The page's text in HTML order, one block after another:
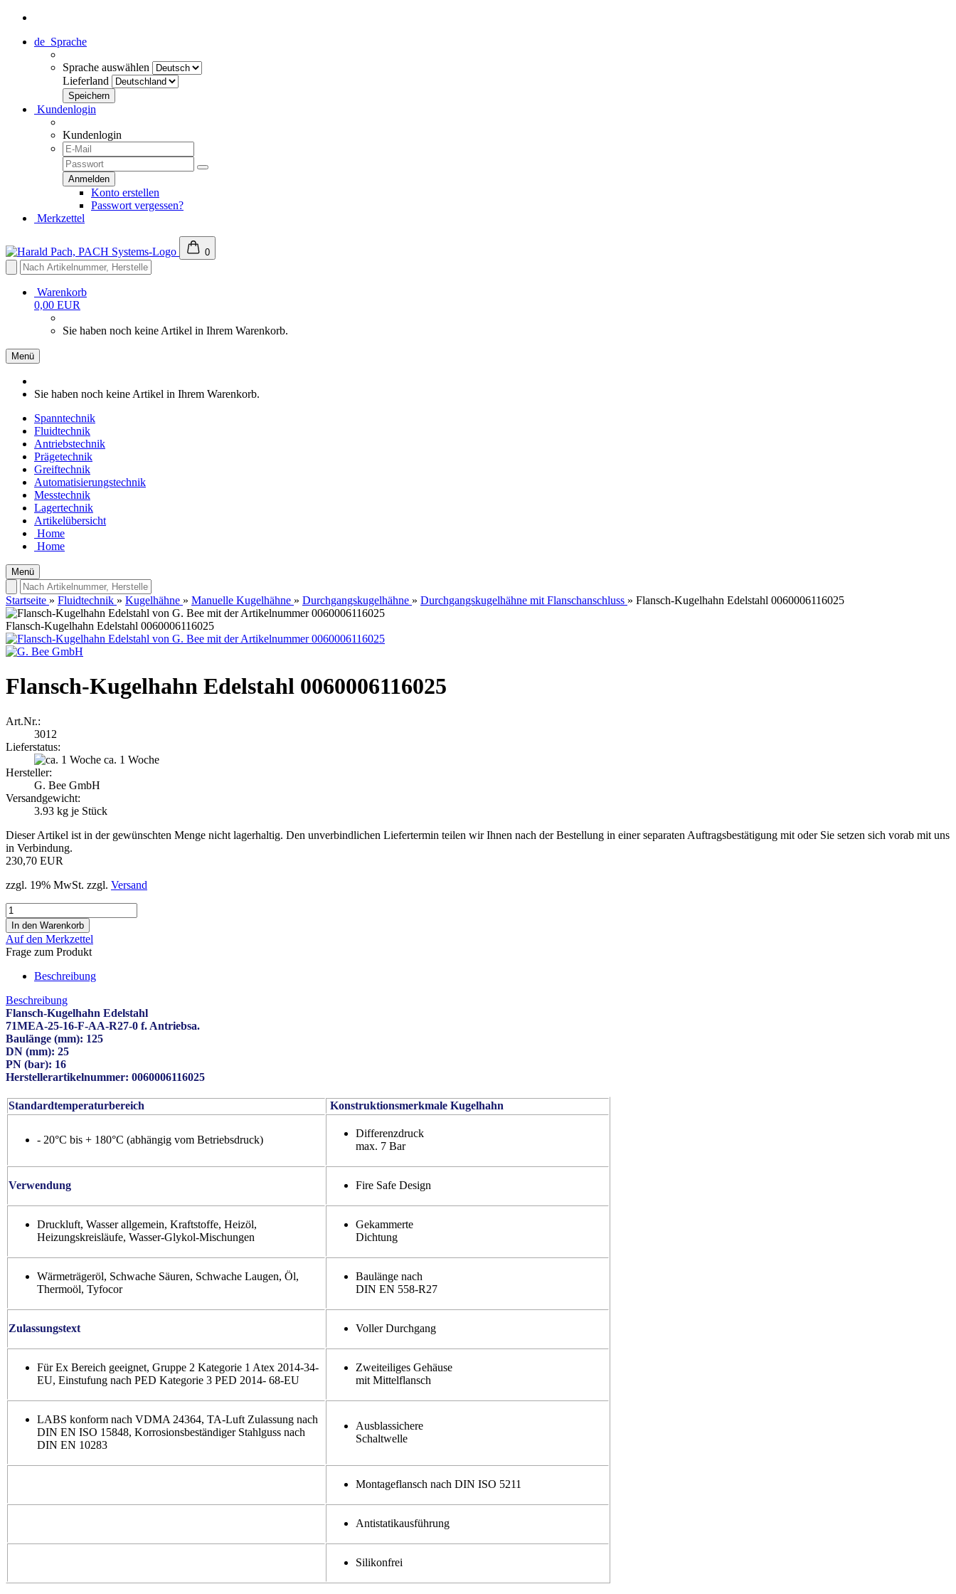
de Sprache
Sprache auswählen
Lieferland
Kundenlogin
Kundenlogin
Konto erstellen
Passwort vergessen?
Merkzettel
0
Warenkorb
0,00 EUR
Sie haben noch keine Artikel in Ihrem Warenkorb.
Menü
Sie haben noch keine Artikel in Ihrem Warenkorb.
Spanntechnik
Fluidtechnik
Antriebstechnik
Prägetechnik
Greiftechnik
Automatisierungstechnik
Messtechnik
Lagertechnik
Artikelübersicht
Home
Home
Menü
Startseite » Fluidtechnik » Kugelhähne » Manuelle Kugelhähne » Durchgangskugelhähne » Durchgangskugelhähne mit Flanschanschluss » Flansch-Kugelhahn Edelstahl 0060006116025
Flansch-Kugelhahn Edelstahl 0060006116025
Flansch-Kugelhahn Edelstahl 0060006116025
Art.Nr.:
3012
Lieferstatus:
ca. 1 Woche
Hersteller:
G. Bee GmbH
Versandgewicht:
3.93 kg je Stück
Dieser Artikel ist in der gewünschten Menge nicht lagerhaltig. Den unverbindlichen Liefertermin teilen wir Ihnen nach der Bestellung in einer separaten Auftragsbestätigung mit oder Sie setzen sich vorab mit uns
in Verbindung.
230,70 EUR
zzgl. 19% MwSt. zzgl. Versand
Auf den Merkzettel
Frage zum Produkt
Beschreibung
Beschreibung
Flansch-Kugelhahn Edelstahl
71MEA-25-16-F-AA-R27-0 f. Antriebsa.
Baulänge (mm): 125
DN (mm): 25
PN (bar): 16
Herstellerartikelnummer: 0060006116025
Standardtemperaturbereich Konstruktionsmerkmale Kugelhahn
- 20°C bis + 180°C (abhängig vom Betriebsdruck)
Differenzdruck
max. 7 Bar
Verwendung Fire Safe Design
Druckluft, Wasser allgemein, Kraftstoffe, Heizöl,
Heizungskreisläufe, Wasser-Glykol-Mischungen
Gekammerte
Dichtung
Wärmeträgeröl, Schwache Säuren, Schwache Laugen, Öl,
Thermoöl, Tyfocor
Baulänge nach
DIN EN 558-R27
Zulassungstext Voller Durchgang
Für Ex Bereich geeignet, Gruppe 2 Kategorie 1 Atex 2014-34-
EU, Einstufung nach PED Kategorie 3 PED 2014- 68-EU
Zweiteiliges Gehäuse
mit Mittelflansch
LABS konform nach VDMA 24364, TA-Luft Zulassung nach
DIN EN ISO 15848, Korrosionsbeständiger Stahlguss nach
DIN EN 10283
Ausblassichere
Schaltwelle
Montageflansch nach DIN ISO 5211
Antistatikausführung
Silikonfrei